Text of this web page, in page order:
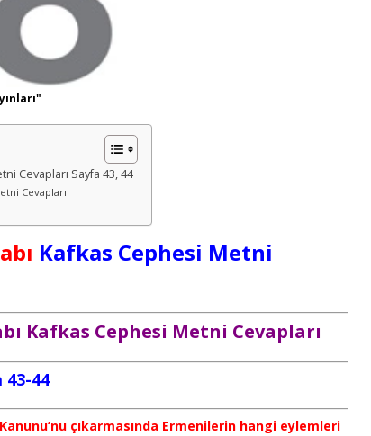
Cevapları Sayfa 43, 44
Cevapları
Kafkas Cephesi Metni
Kafkas Cephesi Metni Cevapları
43-44
çıkarmasında Ermenilerin hangi eylemleri